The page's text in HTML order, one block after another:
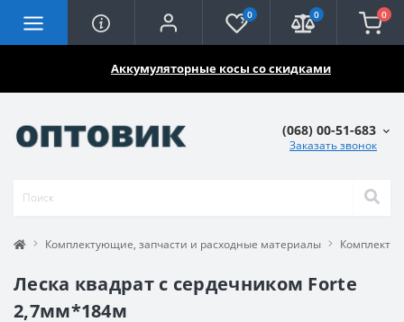
Аккумуляторные косы со скидками
0 0 0
(068) 00-51-683
Заказать звонок
Комплектующие, запчасти и расходные материалы
Леска квадрат с сердечником Forte
2,7мм*184м